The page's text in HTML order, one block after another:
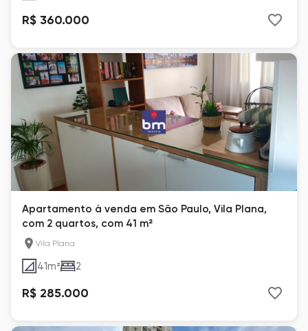
R$ 360.000
Apartamento à venda em São Paulo, Vila Plana,
com 2 quartos, com 41 m²
Vila Plana
41m² 2
R$ 285.000